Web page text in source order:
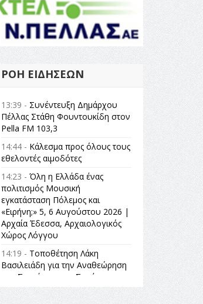
ΡΟΉ ΕΙΔΉΣΕΩΝ
13:39 - Συνέντευξη Δημάρχου
Πέλλας Στάθη Φουντουκίδη στον
Pella FM 103,3
14:44 - Κάλεσμα προς όλους τους
εθελοντές αιμοδότες
14:23 - Όλη η Ελλάδα ένας
πολιτισμός Μουσική
εγκατάσταση Πόλεμος και
«Ειρήνη;» 5, 6 Αυγούστου 2026 |
Αρχαία Έδεσσα, Αρχαιολογικός
Χώρος Λόγγου
14:19 - Τοποθέτηση Λάκη
Βασιλειάδη για την Αναθεώρηση
του Συντάγματος: «Σε τέτοιες
κορυφαίες θεσμικές διαδικασίες
υπάρχει μόνο η ευθύνη απέναντι